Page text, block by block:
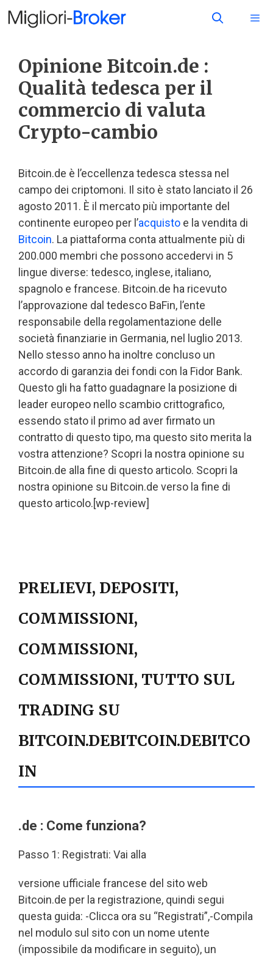
Opinione Bitcoin.de :
Qualità tedesca per il
commercio di valuta
Crypto-cambio
Bitcoin.de è l’eccellenza tedesca stessa nel
campo dei criptomoni. Il sito è stato lanciato il 26
agosto 2011. È il mercato più importante del
continente europeo per l’acquisto e la vendita di
Bitcoin. La piattaforma conta attualmente più di
200.000 membri che possono accedervi in 5
lingue diverse: tedesco, inglese, italiano,
spagnolo e francese. Bitcoin.de ha ricevuto
l’approvazione dal tedesco BaFin, l’ente
responsabile della regolamentazione delle
società finanziarie in Germania, nel luglio 2013.
Nello stesso anno ha inoltre concluso un
accordo di garanzia dei fondi con la Fidor Bank.
Questo gli ha fatto guadagnare la posizione di
leader europeo nello scambio crittografico,
essendo stato il primo ad aver firmato un
contratto di questo tipo, ma questo sito merita la
vostra attenzione? Scopri la nostra opinione su
Bitcoin.de alla fine di questo articolo. Scopri la
nostra opinione su Bitcoin.de verso la fine di
questo articolo.[wp-review]
PRELIEVI, DEPOSITI,
COMMISSIONI,
COMMISSIONI,
COMMISSIONI, TUTTO SUL
TRADING SU
BITCOIN.DEBITCOIN.DEBITCO
IN
.de : Come funziona?
Passo 1: Registrati: Vai alla
versione ufficiale francese del sito web
Bitcoin.de per la registrazione, quindi segui
questa guida: -Clicca ora su “Registrati”,-Compila
nel modulo sul sito con un nome utente
(impossibile da modificare in seguito), un